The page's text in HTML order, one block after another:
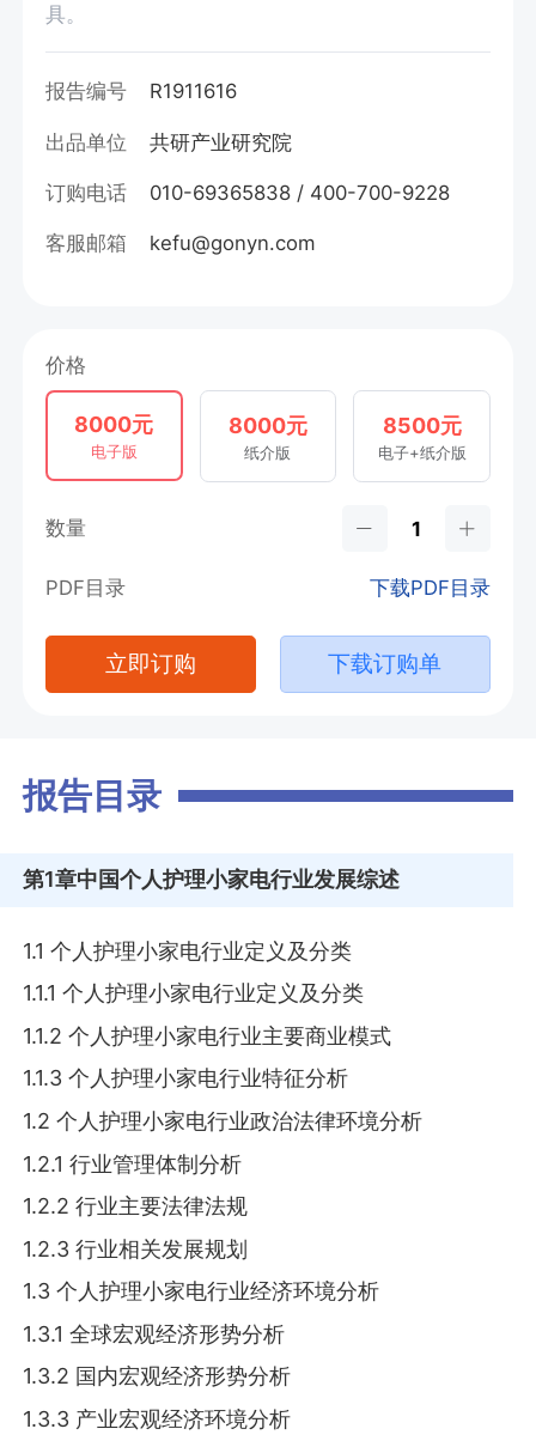
具。
报告编号 R1911616
出品单位 共研产业研究院
订购电话 010-69365838 / 400-700-9228
客服邮箱 kefu@gonyn.com
价格
8000元
电子版
8000元
纸介版
8500元
电子+纸介版
数量
PDF目录 下载PDF目录
立即订购 下载订购单
报告目录
第1章中国个人护理小家电行业发展综述
1.1 个人护理小家电行业定义及分类
1.1.1 个人护理小家电行业定义及分类
1.1.2 个人护理小家电行业主要商业模式
1.1.3 个人护理小家电行业特征分析
1.2 个人护理小家电行业政治法律环境分析
1.2.1 行业管理体制分析
1.2.2 行业主要法律法规
1.2.3 行业相关发展规划
1.3 个人护理小家电行业经济环境分析
1.3.1 全球宏观经济形势分析
1.3.2 国内宏观经济形势分析
1.3.3 产业宏观经济环境分析